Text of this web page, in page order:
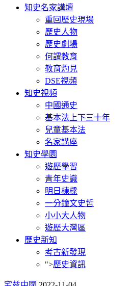
知史名家講壇
重回歷史現場
歷史人物
歷史劇場
何謂教育
教育灼見
DSE視頻
知史視頻
中國通史
基本法上下三十年
兒童基本法
名家講座
知史學園
遊歷學習
青年史識
明日棟樑
一分鐘文史哲
小小大人物
遊歷大灣區
歷史新知
考古新發現
">歷史資訊